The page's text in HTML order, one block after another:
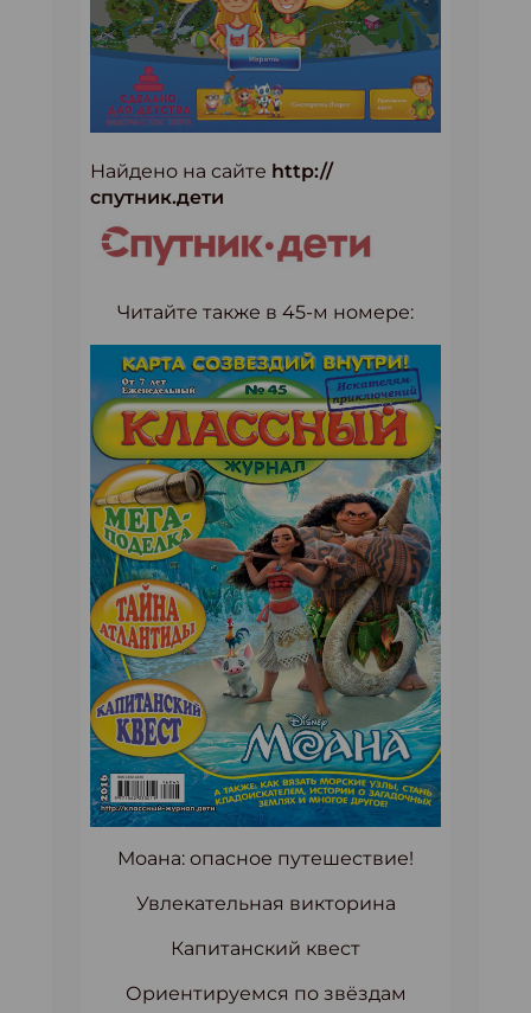
Найдено на сайте http://
спутник.дети
Читайте также в 45-м номере:
Моана: опасное путешествие!
Увлекательная викторина
Капитанский квест
Ориентируемся по звёздам